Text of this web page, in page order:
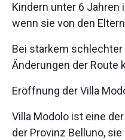
Kindern unter 6
wenn sie von den
Bei starkem
Änderungen der Route
Eröffnung der Villa
Villa Modolo ist eine
der Provinz Belluno,